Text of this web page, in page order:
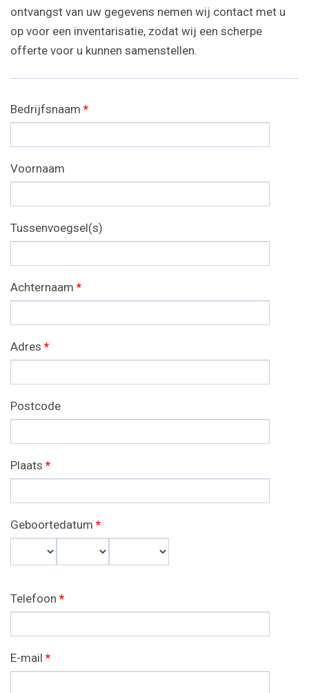
ontvangst van uw gegevens nemen wij contact met u
op voor een inventarisatie, zodat wij een scherpe
offerte voor u kunnen samenstellen.
Bedrijfsnaam *
Voornaam
Tussenvoegsel(s)
Achternaam *
Adres *
Postcode
Plaats *
Geboortedatum *
Telefoon *
E-mail *